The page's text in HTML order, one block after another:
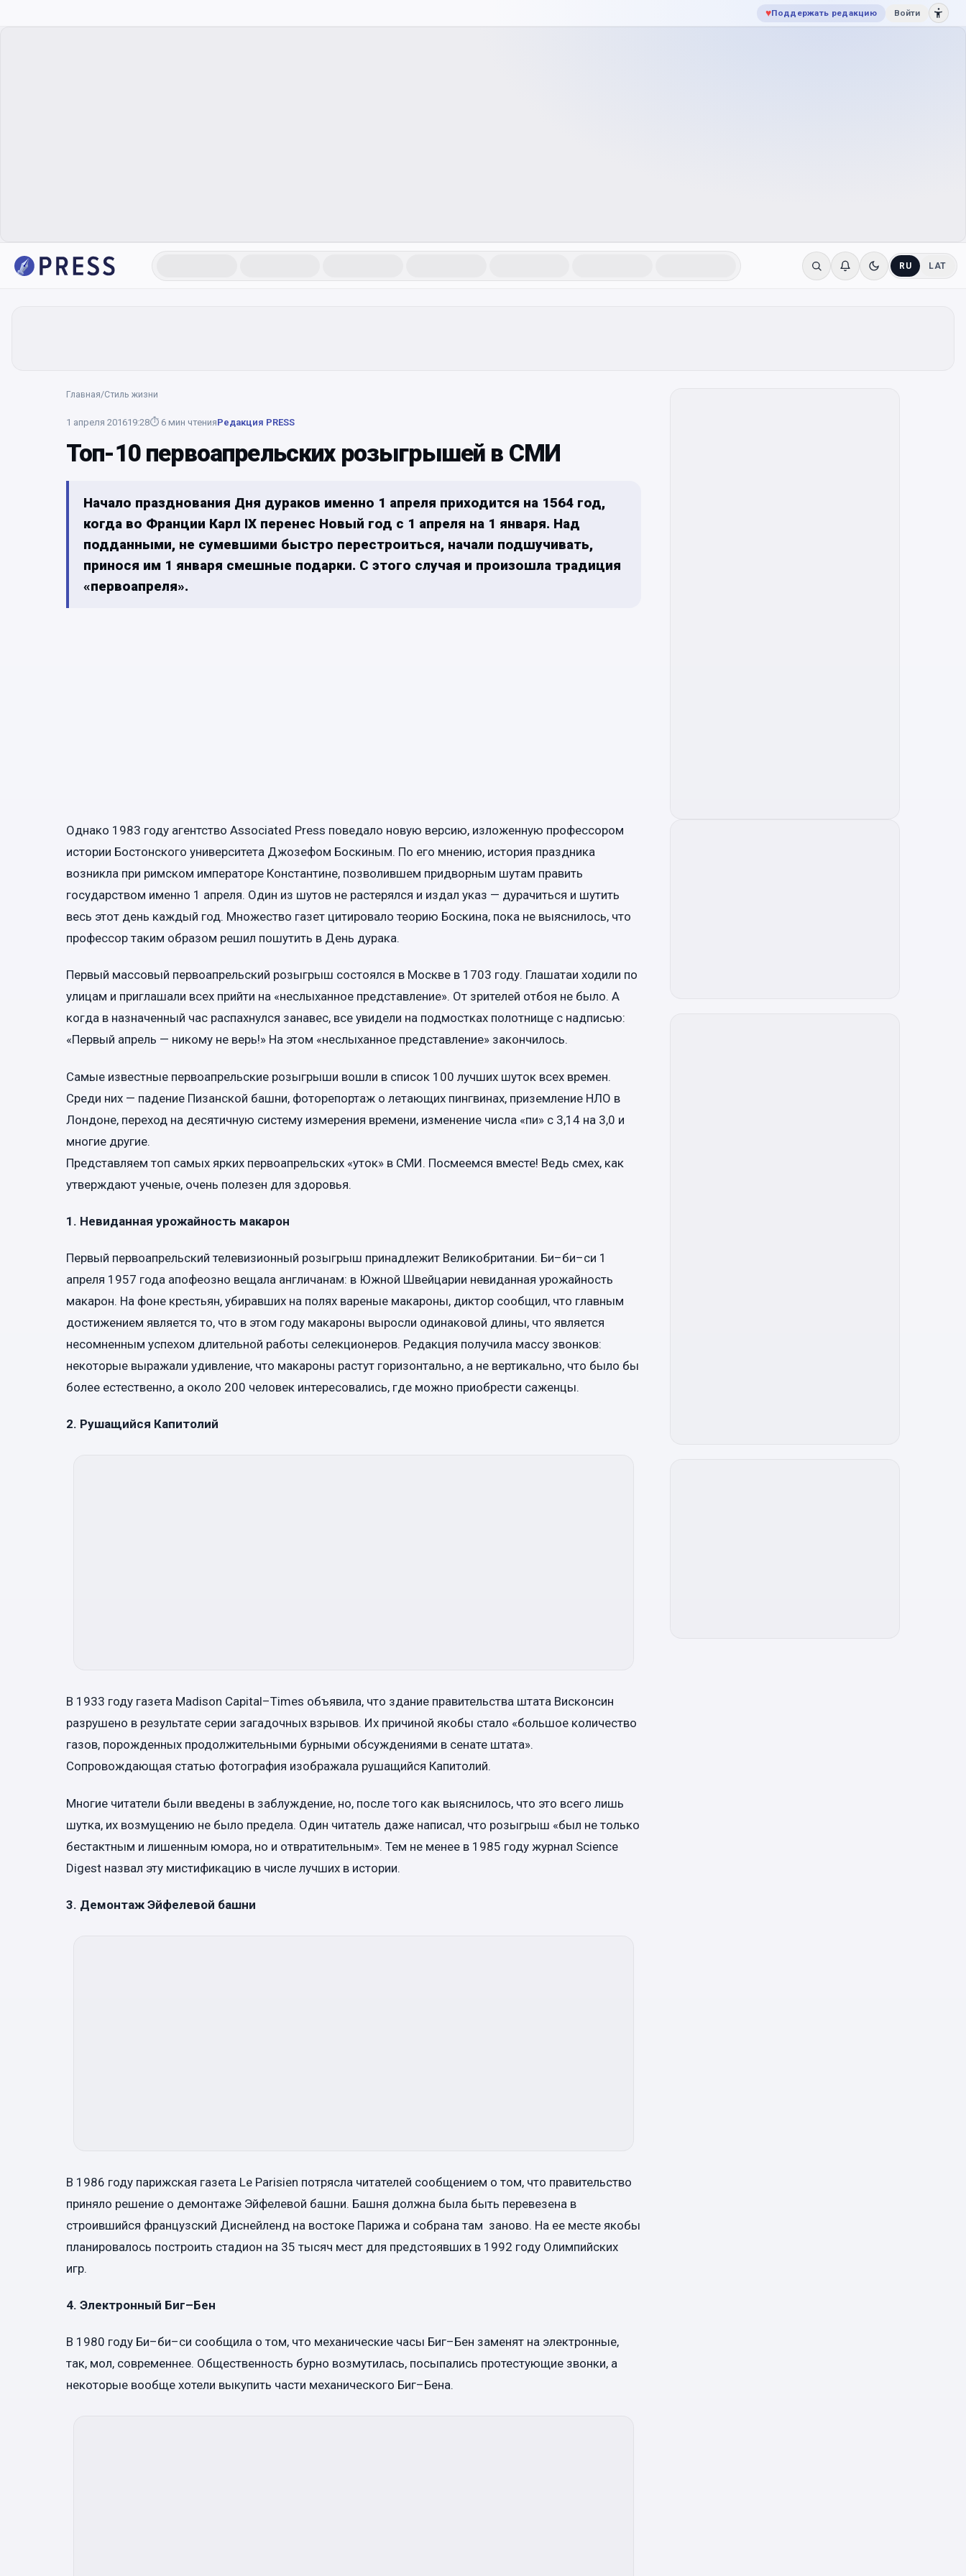
♥Поддержать редакцию Войти
RU LAT
Главная/Стиль жизни
1 апреля 201619:28⏱ 6 мин чтенияРедакция PRESS
Топ-10 первоапрельских розыгрышей в СМИ
Начало празднования Дня дураков именно 1 апреля приходится на 1564 год,
когда во Франции Карл IX перенес Новый год с 1 апреля на 1 января. Над
подданными, не сумевшими быстро перестроиться, начали подшучивать,
принося им 1 января смешные подарки. С этого случая и произошла традиция
«первоапреля».
Однако 1983 году агентство Associated Press поведало новую версию, изложенную профессором
истории Бостонского университета Джозефом Боскиным. По его мнению, история праздника
возникла при римском императоре Константине, позволившем придворным шутам править
государством именно 1 апреля. Один из шутов не растерялся и издал указ — дурачиться и шутить
весь этот день каждый год. Множество газет цитировало теорию Боскина, пока не выяснилось, что
профессор таким образом решил пошутить в День дурака.
Первый массовый первоапрельский розыгрыш состоялся в Москве в 1703 году. Глашатаи ходили по
улицам и приглашали всех прийти на «неслыханное представление». От зрителей отбоя не было. А
когда в назначенный час распахнулся занавес, все увидели на подмостках полотнище с надписью:
«Первый апрель — никому не верь!» На этом «неслыханное представление» закончилось.
Самые известные первоапрельские розыгрыши вошли в список 100 лучших шуток всех времен.
Среди них — падение Пизанской башни, фоторепортаж о летающих пингвинах, приземление НЛО в
Лондоне, переход на десятичную систему измерения времени, изменение числа «пи» с 3,14 на 3,0 и
многие другие.
Представляем топ самых ярких первоапрельских «уток» в СМИ. Посмеемся вместе! Ведь смех, как
утверждают ученые, очень полезен для здоровья.
1. Невиданная урожайность макарон
Первый первоапрельский телевизионный розыгрыш принадлежит Великобритании. Би–би–си 1
апреля 1957 года апофеозно вещала англичанам: в Южной Швейцарии невиданная урожайность
макарон. На фоне крестьян, убиравших на полях вареные макароны, диктор сообщил, что главным
достижением является то, что в этом году макароны выросли одинаковой длины, что является
несомненным успехом длительной работы селекционеров. Редакция получила массу звонков:
некоторые выражали удивление, что макароны растут горизонтально, а не вертикально, что было бы
более естественно, а около 200 человек интересовались, где можно приобрести саженцы.
2. Рушащийся Капитолий
В 1933 году газета Madison Capital–Times объявила, что здание правительства штата Висконсин
разрушено в результате серии загадочных взрывов. Их причиной якобы стало «большое количество
газов, порожденных продолжительными бурными обсуждениями в сенате штата».
Сопровождающая статью фотография изображала рушащийся Капитолий.
Многие читатели были введены в заблуждение, но, после того как выяснилось, что это всего лишь
шутка, их возмущению не было предела. Один читатель даже написал, что розыгрыш «был не только
бестактным и лишенным юмора, но и отвратительным». Тем не менее в 1985 году журнал Science
Digest назвал эту мистификацию в числе лучших в истории.
3. Демонтаж Эйфелевой башни
В 1986 году парижская газета Le Parisien потрясла читателей сообщением о том, что правительство
приняло решение о демонтаже Эйфелевой башни. Башня должна была быть перевезена в
строившийся французский Диснейленд на востоке Парижа и собрана там заново. На ее месте якобы
планировалось построить стадион на 35 тысяч мест для предстоявших в 1992 году Олимпийских
игр.
4. Электронный Биг–Бен
В 1980 году Би–би–си сообщила о том, что механические часы Биг–Бен заменят на электронные,
так, мол, современнее. Общественность бурно возмутилась, посыпались протестующие звонки, а
некоторые вообще хотели выкупить части механического Биг–Бена.